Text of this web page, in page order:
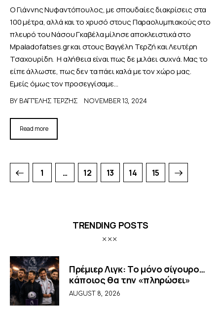
Ο Γιάννης Νυφαντόπουλος, με σπουδαίες διακρίσεις στα
100 μέτρα, αλλά και το χρυσό στους Παραολυμπιακούς στο
πλευρό του Νάσου Γκαβέλα μίλησε αποκλειστικά στο
Mpaladofatses.gr και στους Βαγγέλη Τερζή και Λευτέρη
Τσαχουρίδη. Η αλήθεια είναι πως δε μιλάει συχνά. Μας το
είπε άλλωστε, πως δεν τα πάει καλά με τον χώρο μας.
Εμείς όμως τον προσεγγίσαμε…
BY ΒΑΓΓΈΛΗΣ ΤΕΡΖΉΣ NOVEMBER 13, 2024
Read more
1 … 12 13 14 15
>
TRENDING POSTS
Πρέμιερ Λιγκ: Το μόνο σίγουρο…
κάποιος θα την «πληρώσει»
AUGUST 8, 2026